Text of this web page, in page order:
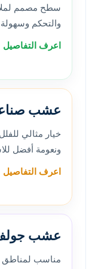
سطح مصمم
والتحكم وسهولة
اعرف
عشب
خيار مثالي
ونعومة أفضل
اعرف
عشب
مناسب لمناطق